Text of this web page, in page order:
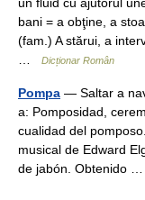
bani = a obţine, a
(fam.) A stărui, a
Dicționar Român
Pompa — Saltar a
a: Pomposidad,
cualidad del
musical de Edward
de jabón. Obtenido